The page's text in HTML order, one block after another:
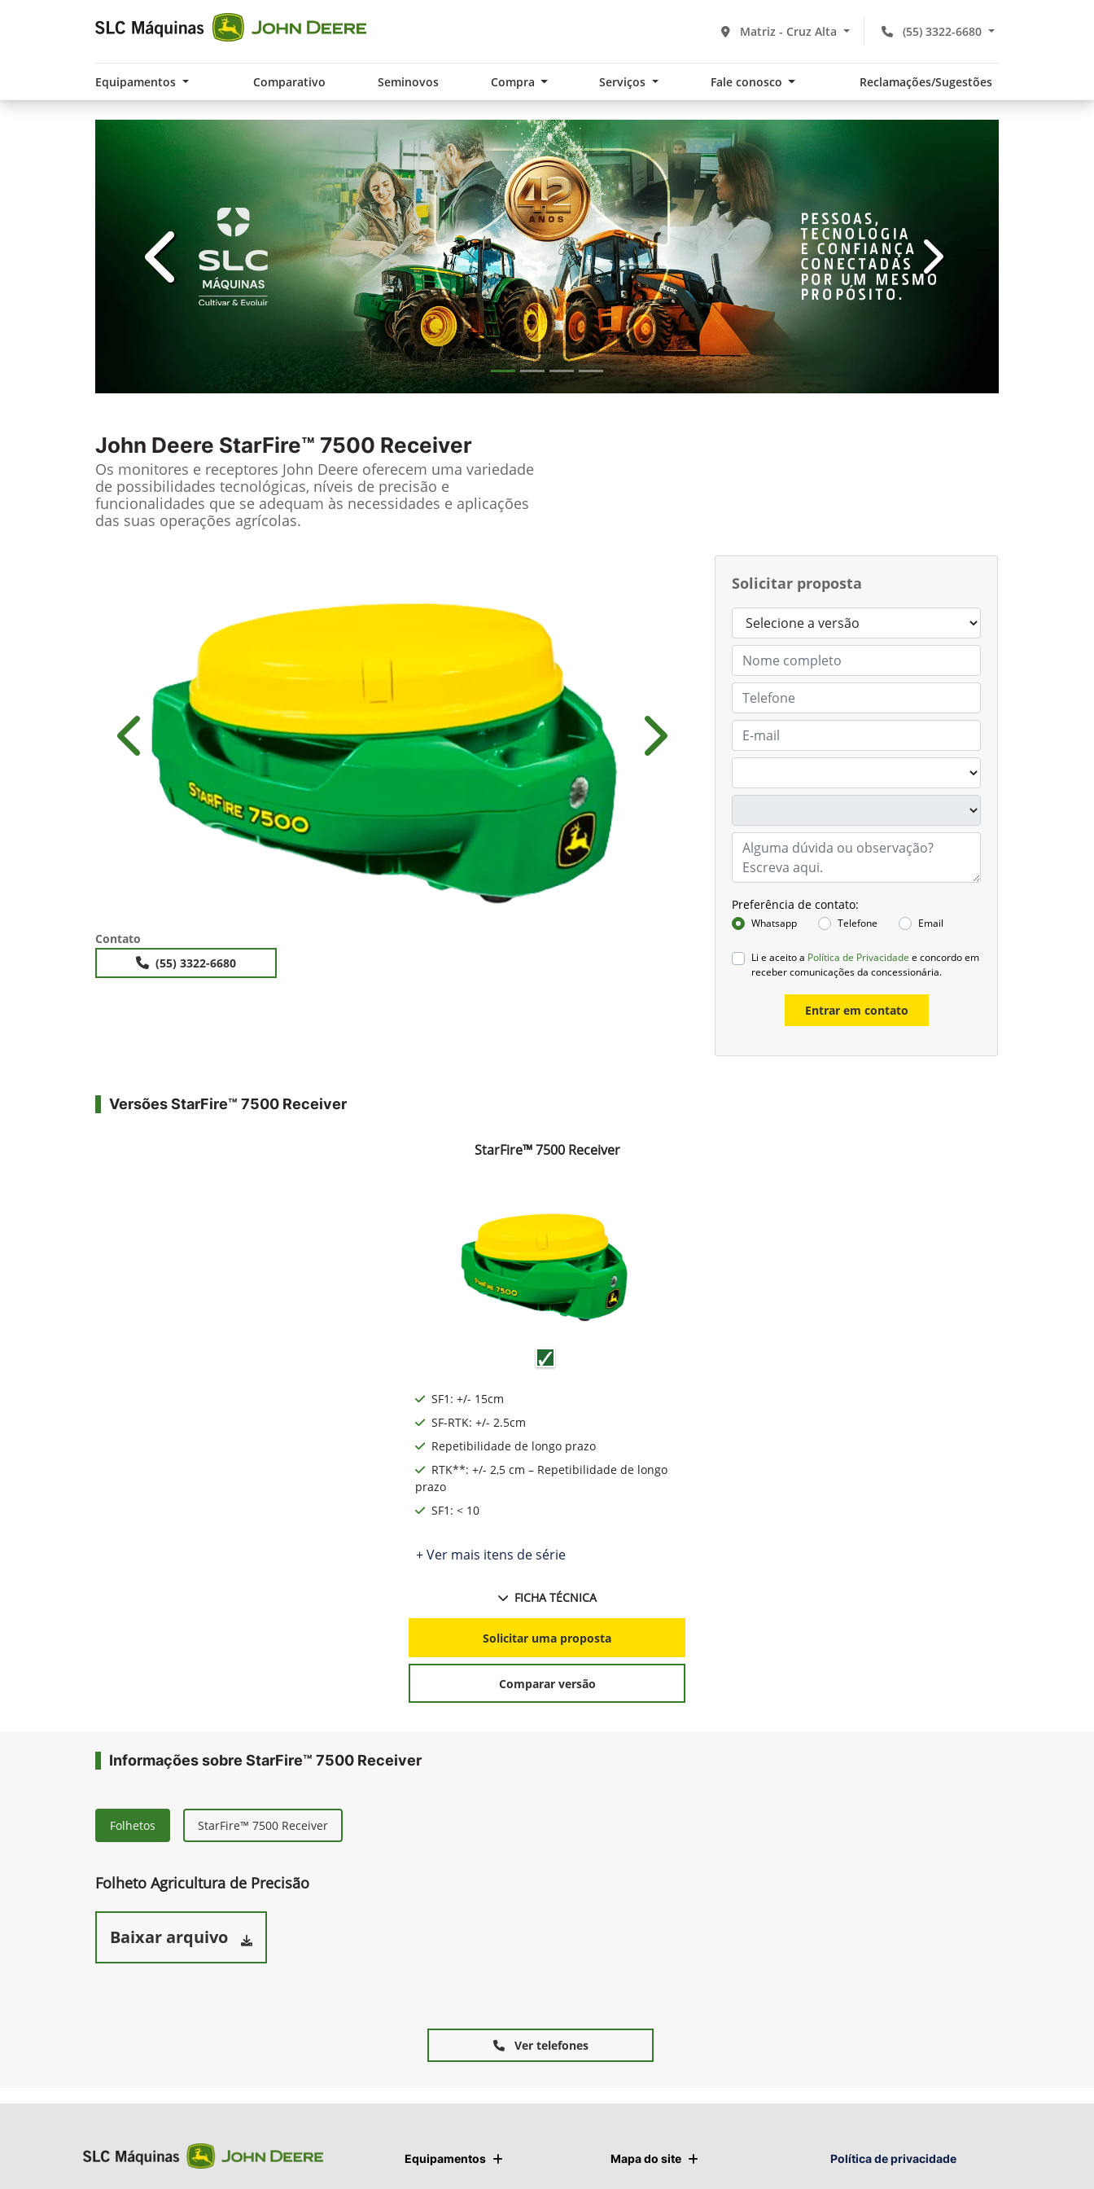
(55) 3322-6680
Matriz - Cruz Alta
Equipamentos Comparativo Seminovos Compra Serviços Fale conosco Reclamações/Sugestões
templates.template-01.components.carousel.texts.control_prev templates.template-
John Deere StarFire™ 7500 Receiver
Os monitores e receptores John Deere oferecem uma variedade
de possibilidades tecnológicas, níveis de precisão e
funcionalidades que se adequam às necessidades e aplicações
das suas operações agrícolas.
Solicitar proposta
Preferência de contato:
Whatsapp Telefone Email
Li e aceito a Política de Privacidade e concordo em
receber comunicações da concessionária.
Entrar em contato
Anterior Próximo
Contato
(55) 3322-6680
Versões StarFire™ 7500 Receiver
StarFire™ 7500 Receiver
SF1: +/- 15cm
SF-RTK: +/- 2.5cm
Repetibilidade de longo prazo
RTK**: +/- 2,5 cm – Repetibilidade de longo
prazo
SF1: < 10
+ Ver mais itens de série
FICHA TÉCNICA
Solicitar uma proposta
Comparar versão
Informações sobre StarFire™ 7500 Receiver
Folhetos StarFire™ 7500 Receiver
Folheto Agricultura de Precisão
Baixar arquivo
Ver telefones
Equipamentos Mapa do site Política de privacidade